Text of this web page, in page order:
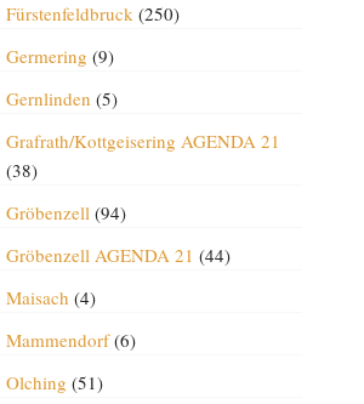
Fürstenfeldbruck(250)
Germering (9)
Gernlinden (5)
Grafrath/Kottgeisering AGENDA 21
(38)
Gröbenzell(94)
Gröbenzell AGENDA 21 (44)
Maisach (4)
Mammendorf(6)
Olching (51)